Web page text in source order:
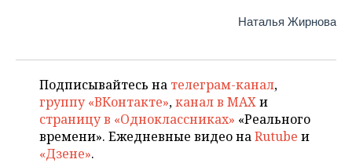
Наталья Жирнова
Подписывайтесь на телеграм-канал,
группу «ВКонтакте»,канал в MAXи
страницу в «Одноклассниках» «Реального
времени». Ежедневные видео наRutube и
«Дзене».